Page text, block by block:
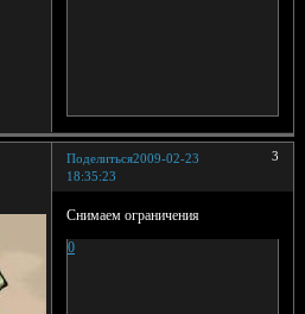
Поделиться 3
2009-02-23
18:35:23
Снимаем ограничения
0